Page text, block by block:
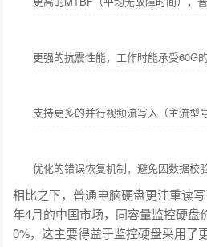
更强的抗震性能，工作时能承受60G
支持更多的并行视频流写入（主流型
优化的错误恢复机制，避免因数据校
相比之下，普通电脑硬盘更注重读
年4月的中国市场，同容量监控硬盘
0%，这主要得益于监控硬盘采用了